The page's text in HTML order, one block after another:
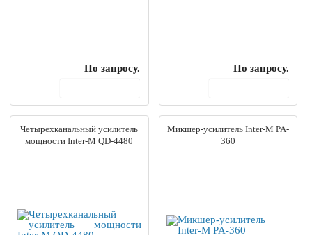
По запросу.
По запросу.
Четырехканальный усилитель
мощности Inter-M QD-4480
Микшер-усилитель Inter-M PA-
360